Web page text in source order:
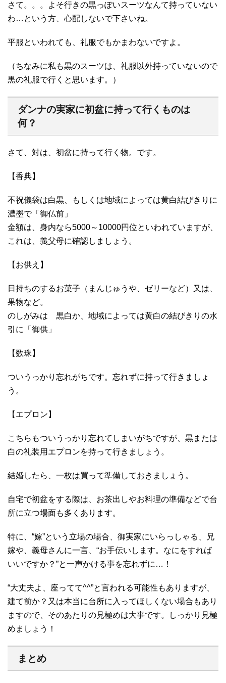
さて。。。よそ行きの黒っぽいスーツなんて持っていない
わ…という方、心配しないで下さいね。
平服といわれても、礼服でもかまわないですよ。
（ちなみに私も黒のスーツは、礼服以外持っていないので
黒の礼服で行くと思います。）
ダンナの実家に初盆に持って行くものは
何？
さて、対は、初盆に持って行く物。です。
【香典】
不祝儀袋は白黒、もしくは地域によっては黄白結びきりに
濃墨で「御仏前」
金額は、身内なら5000～10000円位といわれていますが、
これは、義父母に確認しましょう。
【お供え】
日持ちのするお菓子（まんじゅうや、ゼリーなど）又は、
果物など。
のしがみは 黒白か、地域によっては黄白の結びきりの水
引に「御供」
【数珠】
ついうっかり忘れがちです。忘れずに持って行きましょ
う。
【エプロン】
こちらもついうっかり忘れてしまいがちですが、黒または
白の礼装用エプロンを持って行きましょう。
結婚したら、一枚は買って準備しておきましょう。
自宅で初盆をする際は、お茶出しやお料理の準備などで台
所に立つ場面も多くあります。
特に、“嫁”という立場の場合、御実家にいらっしゃる、兄
嫁や、義母さんに一言、“お手伝いします。なにをすれば
いいですか？”と一声かける事を忘れずに…！
“大丈夫よ、座ってて^^”と言われる可能性もありますが、
建て前か？又は本当に台所に入ってほしくない場合もあり
ますので、そのあたりの見極めは大事です。しっかり見極
めましょう！
まとめ